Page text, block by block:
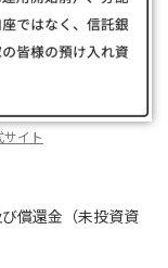
サイト
償還金（未投資資